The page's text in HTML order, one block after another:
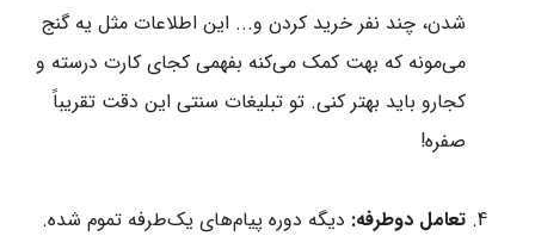
شدن، چند نفر خرید کردن و... این اطلاعات مثل یه گنج
می‌مونه که بهت کمک می‌کنه بفهمی کجای کارت درسته و
کجارو باید بهتر کنی. تو تبلیغات سنتی این دقت تقریباً
صفره!
تعامل دوطرفه: دیگه دوره پیام‌های یک‌طرفه تموم شده.